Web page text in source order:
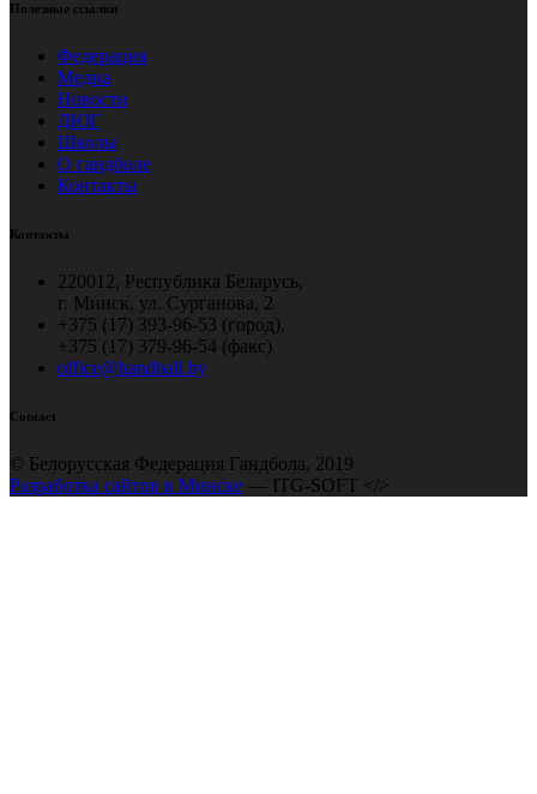
Полезные ссылки
Федерация
Медиа
Новости
ДЮГ
Школы
О гандболе
Контакты
Контакты
220012, Республика Беларусь,
г. Минск, ул. Сурганова, 2
+375 (17) 393-96-53 (город),
+375 (17) 379-96-54 (факс)
office@handball.by
Contact
© Белорусская Федерация Гандбола, 2019
Разработка сайтов в Минске — ITG-SOFT </>